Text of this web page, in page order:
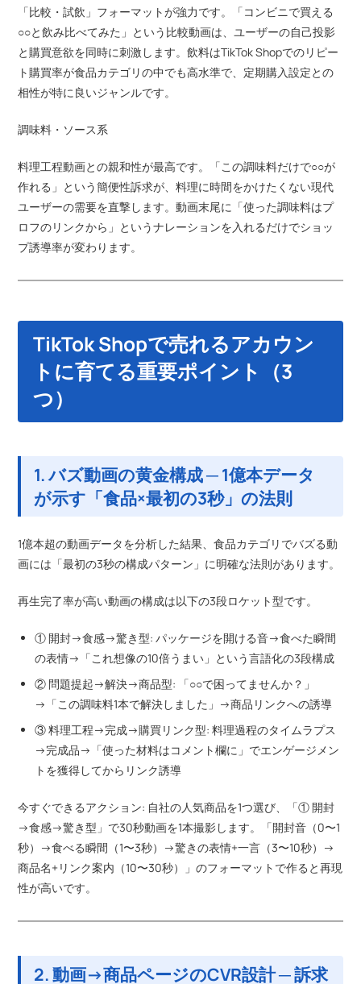
「比較・試飲」フォーマットが強力です。「コンビニで買える
○○と飲み比べてみた」という比較動画は、ユーザーの自己投影
と購買意欲を同時に刺激します。飲料はTikTok Shopでのリピー
ト購買率が食品カテゴリの中でも高水準で、定期購入設定との
相性が特に良いジャンルです。
調味料・ソース系
料理工程動画との親和性が最高です。「この調味料だけで○○が
作れる」という簡便性訴求が、料理に時間をかけたくない現代
ユーザーの需要を直撃します。動画末尾に「使った調味料はプ
ロフのリンクから」というナレーションを入れるだけでショッ
プ誘導率が変わります。
TikTok Shopで売れるアカウン
トに育てる重要ポイント（3
つ）
1. バズ動画の黄金構成 ─ 1億本データ
が示す「食品×最初の3秒」の法則
1億本超の動画データを分析した結果、食品カテゴリでバズる動
画には「最初の3秒の構成パターン」に明確な法則があります。
再生完了率が高い動画の構成は以下の3段ロケット型です。
① 開封→食感→驚き型: パッケージを開ける音→食べた瞬間
の表情→「これ想像の10倍うまい」という言語化の3段構成
② 問題提起→解決→商品型: 「○○で困ってませんか？」
→「この調味料1本で解決しました」→商品リンクへの誘導
③ 料理工程→完成→購買リンク型: 料理過程のタイムラプス
→完成品→「使った材料はコメント欄に」でエンゲージメン
トを獲得してからリンク誘導
今すぐできるアクション: 自社の人気商品を1つ選び、「① 開封
→食感→驚き型」で30秒動画を1本撮影します。「開封音（0〜1
秒）→食べる瞬間（1〜3秒）→驚きの表情+一言（3〜10秒）→
商品名+リンク案内（10〜30秒）」のフォーマットで作ると再現
性が高いです。
2. 動画→商品ページのCVR設計 ─ 訴求